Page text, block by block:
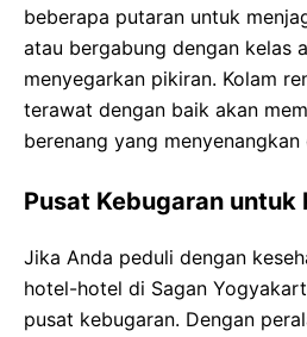
beberapa putaran untuk
atau bergabung dengan kelas
menyegarkan pikiran. Kolam
terawat dengan baik akan
berenang yang menyenangkan
Pusat Kebugaran untuk
Jika Anda peduli dengan
hotel-hotel di Sagan
pusat kebugaran. Dengan